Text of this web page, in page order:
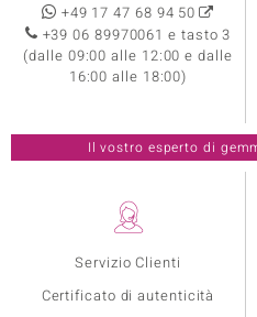
Servizio Clienti
Certificato di autenticità
+49 17 47 68 94 50
+39 06 89970061 e tasto 3
(dalle 09:00 alle 12:00 e dalle
16:00 alle 18:00)
Il vostro esperto di